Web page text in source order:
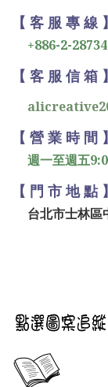
【 客 服 專 線 】
+886-2-
【 客 服 信 箱 】
【 營 業 時 間 】
週一至週五
【 門 市 地 點 】
台北市士林區